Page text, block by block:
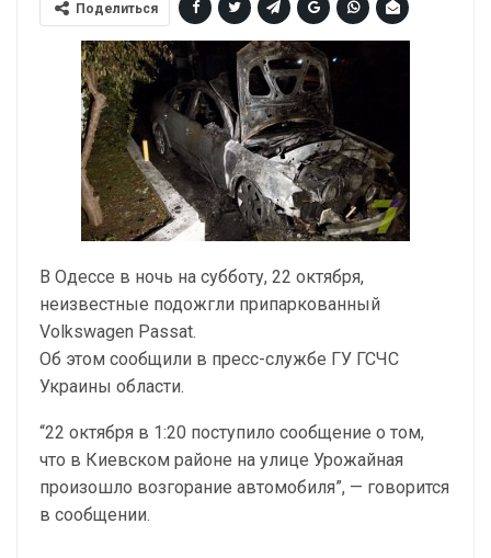
Поделиться
В Одессе в ночь на субботу, 22 октября,
неизвестные подожгли припаркованный
Volkswagen Passat.
Об этом сообщили в пресс-службе ГУ ГСЧС
Украины области.
“22 октября в 1:20 поступило сообщение о том,
что в Киевском районе на улице Урожайная
произошло возгорание автомобиля”, — говорится
в сообщении.